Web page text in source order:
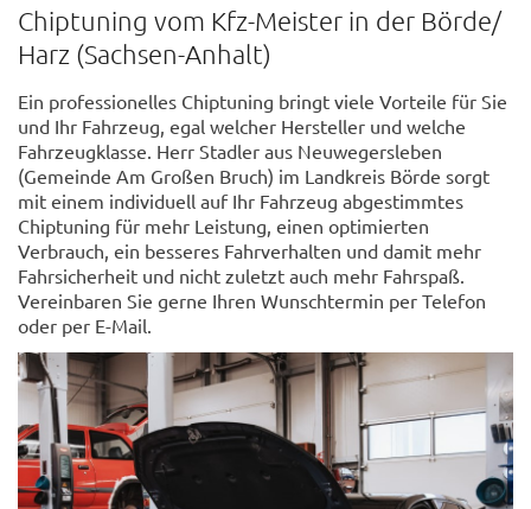
Chiptuning vom Kfz-Meister in der Börde/
Harz (Sachsen-Anhalt)
Ein professionelles Chiptuning bringt viele Vorteile für Sie
und Ihr Fahrzeug, egal welcher Hersteller und welche
Fahrzeugklasse. Herr Stadler aus Neuwegersleben
(Gemeinde Am Großen Bruch) im Landkreis Börde sorgt
mit einem individuell auf Ihr Fahrzeug abgestimmtes
Chiptuning für mehr Leistung, einen optimierten
Verbrauch, ein besseres Fahrverhalten und damit mehr
Fahrsicherheit und nicht zuletzt auch mehr Fahrspaß.
Vereinbaren Sie gerne Ihren Wunschtermin per Telefon
oder per E-Mail.